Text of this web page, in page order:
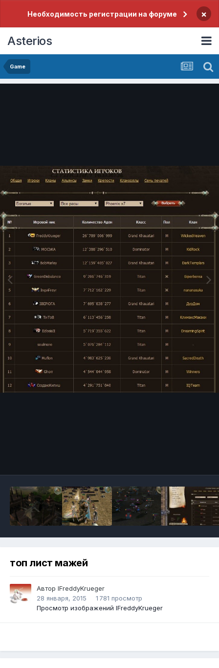
Необходимость регистрации на форуме ×
Asterios
Game
топ лист мажей
Автор lFreddyKrueger
28 января, 2015
1 781 просмотр
Просмотр изображений lFreddyKrueger